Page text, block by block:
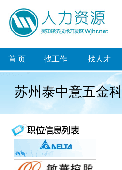
首 页 找工作 找人才
苏州泰中意五金